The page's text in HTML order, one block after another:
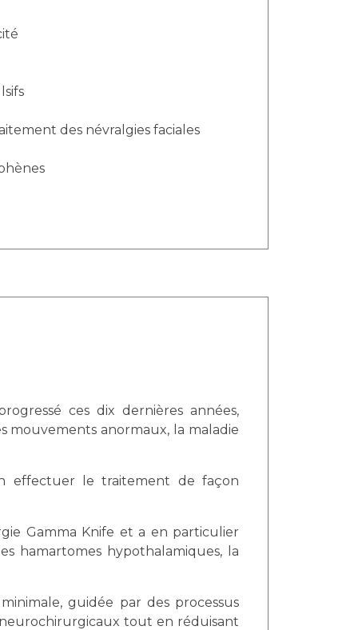
ces dix dernières années,
mouvements anormaux, la maladie
effectuer le traitement de façon
Gamma Knife et a en particulier
hamartomes hypothalamiques, la
guidée par des processus
neurochirurgicaux tout en réduisant